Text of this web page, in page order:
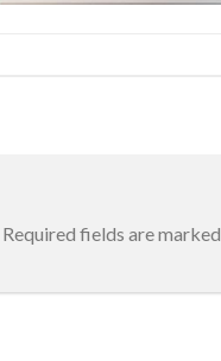
Required fields are marked